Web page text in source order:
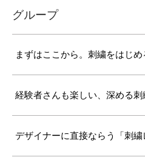
グループ
まずはここから。刺繍をはじめ
経験者さんも楽しい、深める刺
デザイナーに直接ならう「刺繍